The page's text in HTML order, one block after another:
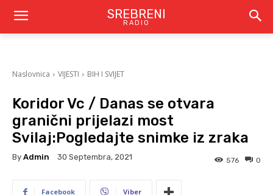
SREBRENI
RADIO
Naslovnica VIJESTI BIH I SVIJET
Koridor Vc / Danas se otvara
granični prijelazi most
Svilaj:Pogledajte snimke iz zraka
By Admin 30 Septembra, 2021 0
576
Facebook Viber